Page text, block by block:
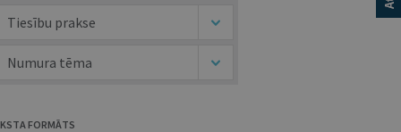
Tiesību prakse
Numura tēma
FORMĀTS